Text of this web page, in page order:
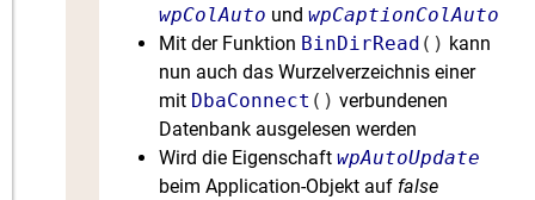
wpColAuto undwpCaptionColAuto
Mit der Funktion BinDirRead () kann
nun auch das Wurzelverzeichnis einer
mit DbaConnect () verbundenen
Datenbank ausgelesen werden
Wird die EigenschaftwpAutoUpdate
beim Application-Objekt auf false